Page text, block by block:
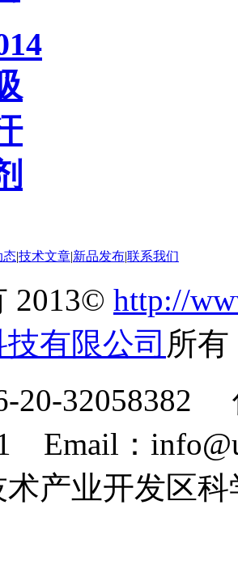
态|技术文章|新品发布|联系我们
2013© http://
有限公司 所
20-32058382
Email：
产业开发区